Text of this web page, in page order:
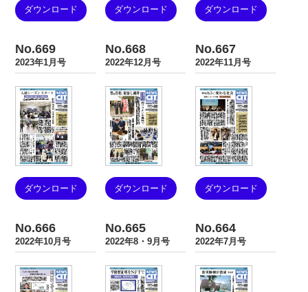
ダウンロード ダウンロード ダウンロード
No.669
2023年1月号
ダウンロード
No.668
2022年12月号
ダウンロード
No.667
2022年11月号
ダウンロード
No.666
2022年10月号
No.665
2022年8・9月号
No.664
2022年7月号